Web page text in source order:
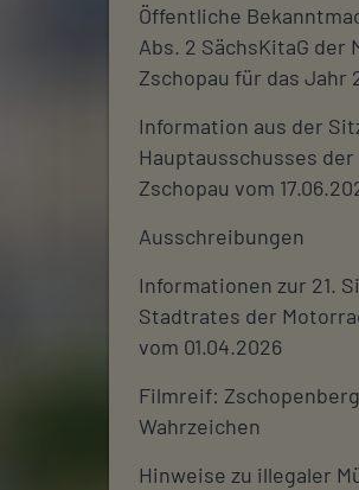
Öffentliche
Abs. 2 SächsKitaG der
Zschopau für das Jahr
Information aus der
Hauptausschusses
Zschopau vom
Ausschreibungen
Informationen zur 21.
Stadtrates der
vom 01.04.2026
Filmreif:
Wahrzeichen
Hinweise zu illegaler